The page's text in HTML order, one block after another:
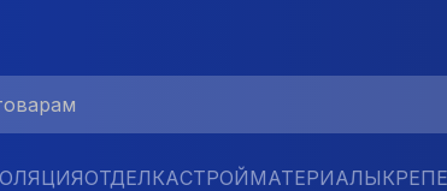
ОТДЕЛКАСТРОЙМАТЕРИАЛЫ